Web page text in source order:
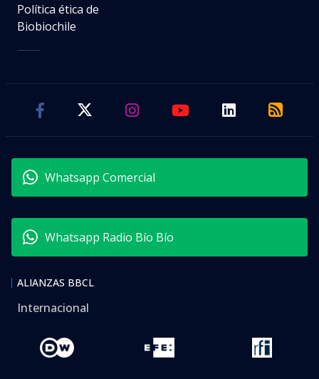
Política ética de
Biobiochile
Whatsapp Comercial
Whatsapp Radio Bío Bío
ALIANZAS BBCL
Internacional